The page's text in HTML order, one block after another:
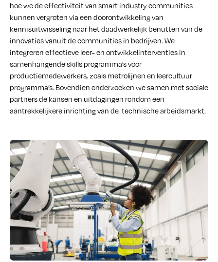
hoe we de effectiviteit van smart industry communities
kunnen vergroten via een doorontwikkeling van
kennisuitwisseling naar het daadwerkelijk benutten van de
innovaties vanuit de communities in bedrijven. We
integreren effectieve leer- en ontwikkelinterventies in
samenhangende skills programma’s voor
productiemedewerkers, zoals metrolijnen en leercultuur
programma’s. Bovendien onderzoeken we samen met sociale
partners de kansen en uitdagingen rondom een
aantrekkelijkere inrichting van de technische arbeidsmarkt.